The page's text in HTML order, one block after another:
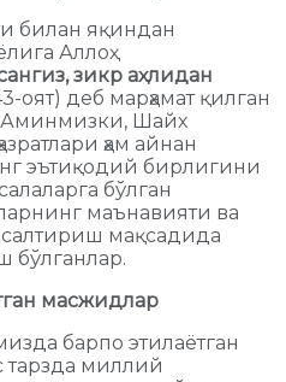
билан яқиндан
Аллоҳ
зикр аҳлидан
оят) деб марҳамат қилган
Аминмизки, Шайх
ҳам айнан
эътиқодий бирлигини
бўлган
маънавияти ва
мақсадида
бўлганлар.
масжидлар
барпо этилаётган
тарзда миллий